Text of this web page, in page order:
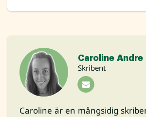
Caroline Andre
Skribent
Caroline är en mångsidig